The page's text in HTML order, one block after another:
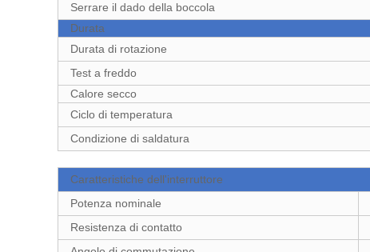
Serrare il dado della boccola
Durata
Durata di rotazione
Test a freddo
Calore secco
Ciclo di temperatura
Condizione di saldatura
Caratteristiche dell'interruttore
Potenza nominale
Resistenza di contatto